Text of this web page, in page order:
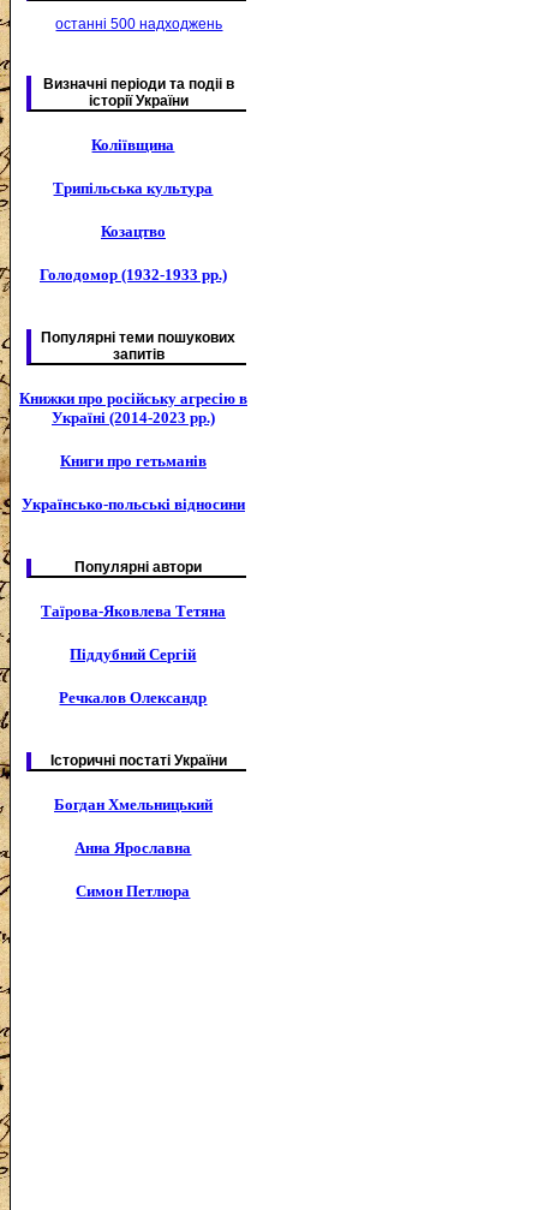
останні 500 надходжень
Визначні періоди та подіі в
історії України
Коліївщина
Трипільська культура
Козацтво
Голодомор (1932-1933 рр.)
Популярні теми пошукових
запитів
Книжки про російську агресію в
Україні (2014-2023 рр.)
Книги про гетьманів
Українсько-польські відносини
Популярні автори
Таїрова-Яковлева Тетяна
Піддубний Сергій
Речкалов Олександр
Історичні постаті України
Богдан Хмельницький
Анна Ярославна
Симон Петлюра